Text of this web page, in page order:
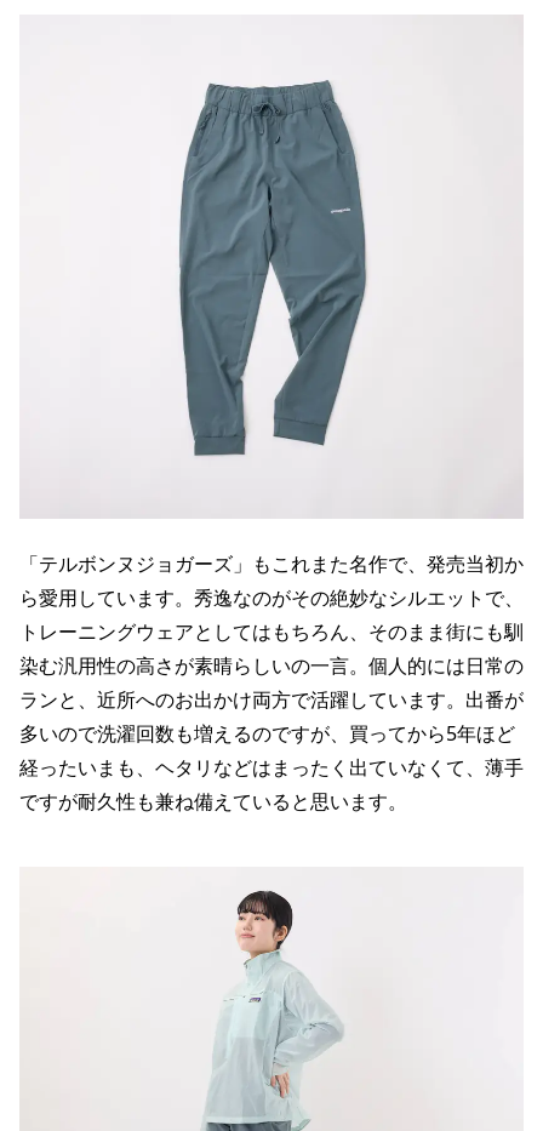
「テルボンヌジョガーズ」もこれまた名作で、発売当初か
ら愛用しています。秀逸なのがその絶妙なシルエットで、
トレーニングウェアとしてはもちろん、そのまま街にも馴
染む汎用性の高さが素晴らしいの一言。個人的には日常の
ランと、近所へのお出かけ両方で活躍しています。出番が
多いので洗濯回数も増えるのですが、買ってから5年ほど
経ったいまも、ヘタリなどはまったく出ていなくて、薄手
ですが耐久性も兼ね備えていると思います。